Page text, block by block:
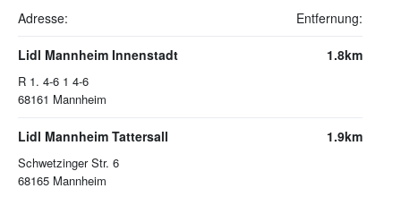
Adresse: Entfernung:
Lidl Mannheim Innenstadt
R 1. 4-6 1 4-6
68161 Mannheim
1.8km
Lidl Mannheim Tattersall
Schwetzinger Str. 6
68165 Mannheim
1.9km